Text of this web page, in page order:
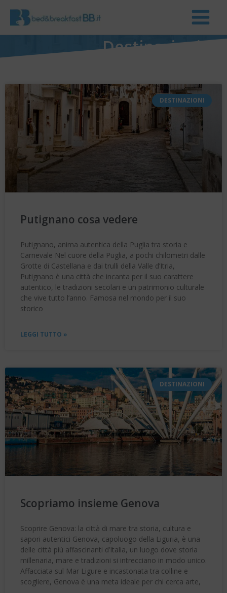
Destinazioni
DESTINAZIONI
Putignano cosa vedere
Putignano, anima autentica della Puglia tra storia e
Carnevale Nel cuore della Puglia, a pochi chilometri dalle
Grotte di Castellana e dai trulli della Valle d’Itria,
Putignano è una città che incanta per il suo carattere
autentico, le tradizioni secolari e un patrimonio culturale
che vive tutto l’anno. Famosa nel mondo per il suo
storico
LEGGI TUTTO »
DESTINAZIONI
Scopriamo insieme Genova
Scoprire Genova: la città di mare tra storia, cultura e
sapori autentici Genova, capoluogo della Liguria, è una
delle città più affascinanti d’Italia, un luogo dove storia
millenaria, mare e tradizioni si intrecciano in modo unico.
Affacciata sul Mar Ligure e incastonata tra colline e
scogliere, Genova è una meta ideale per chi cerca arte,